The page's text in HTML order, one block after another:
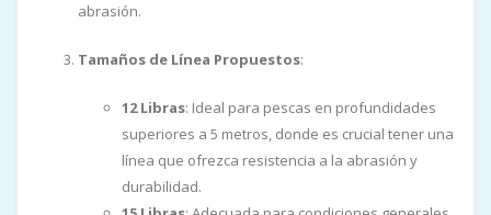
abrasión.
Tamaños de Línea Propuestos:
12 Libras: Ideal para pescas en profundidades
superiores a 5 metros, donde es crucial tener una
línea que ofrezca resistencia a la abrasión y
durabilidad.